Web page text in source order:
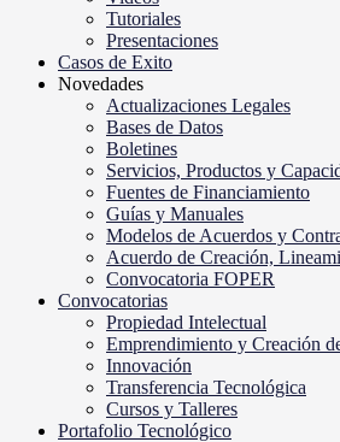
Tutoriales
Presentaciones
Casos de Exito
Novedades
Actualizaciones Legales
Bases de Datos
Boletines
Servicios, Productos y
Fuentes de Financiamiento
Guías y Manuales
Modelos de Acuerdos y
Acuerdo de Creación,
Convocatoria FOPER
Convocatorias
Propiedad Intelectual
Emprendimiento y Creación
Innovación
Transferencia Tecnológica
Cursos y Talleres
Portafolio Tecnológico